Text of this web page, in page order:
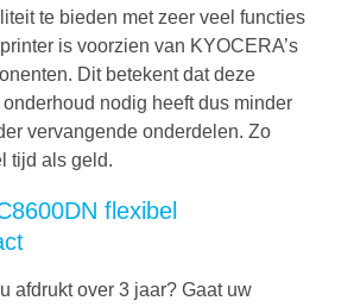
te bieden met zeer veel functies
is voorzien van KYOCERA’s
Dit betekent dat deze
nodig heeft dus minder
vervangende onderdelen. Zo
tijd als geld.
flexibel
afdrukt over 3 jaar? Gaat uw